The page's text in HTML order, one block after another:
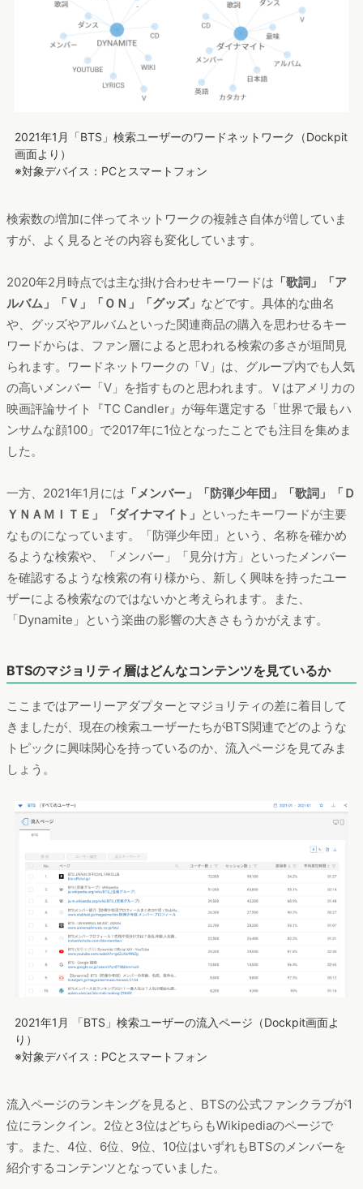
2021年1月「BTS」検索ユーザーのワードネットワーク（Dockpit
画面より）
※対象デバイス：PCとスマートフォン
検索数の増加に伴ってネットワークの複雑さ自体が増していま
すが、よく見るとその内容も変化しています。
2020年2月時点では主な掛け合わせキーワードは 「歌詞」「ア
ルバム」「Ｖ」「ＯＮ」「グッズ」 などです。具体的な曲名
や、グッズやアルバムといった関連商品の購入を思わせるキー
ワードからは、ファン層によると思われる検索の多さが垣間見
られます。ワードネットワークの「V」は、グループ内でも人気
の高いメンバー「V」を指すものと思われます。Ｖはアメリカの
映画評論サイト『TC Candler』が毎年選定する「世界で最もハ
ンサムな顔100」で2017年に1位となったことでも注目を集めま
した。
一方、2021年1月には 「メンバー」「防弾少年団」「歌詞」「Ｄ
ＹＮＡＭＩＴＥ」「ダイナマイト」 といったキーワードが主要
なものになっています。「防弾少年団」という、名称を確かめ
るような検索や、「メンバー」「見分け方」といったメンバー
を確認するような検索の有り様から、新しく興味を持ったユー
ザーによる検索なのではないかと考えられます。また、
「Dynamite」という楽曲の影響の大きさもうかがえます。
BTSのマジョリティ層はどんなコンテンツを見ているか
ここまではアーリーアダプターとマジョリティの差に着目して
きましたが、現在の検索ユーザーたちがBTS関連でどのような
トピックに興味関心を持っているのか、流入ページを見てみま
しょう。
2021年1月 「BTS」検索ユーザーの流入ページ（Dockpit画面よ
り）
※対象デバイス：PCとスマートフォン
流入ページのランキングを見ると、BTSの公式ファンクラブが1
位にランクイン。2位と3位はどちらもWikipediaのページで
す。また、4位、6位、9位、10位はいずれもBTSのメンバーを
紹介するコンテンツとなっていました。